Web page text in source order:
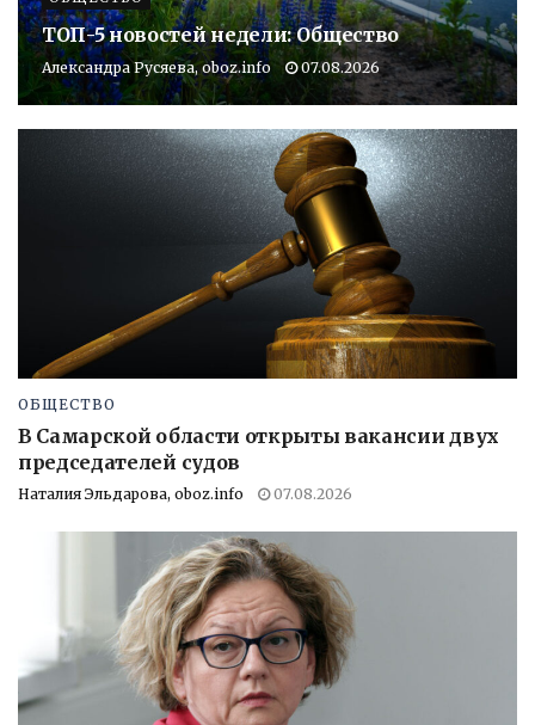
ТОП-5 новостей недели: Общество
Александра Русяева, oboz.info 07.08.2026
ОБЩЕСТВО
В Самарской области открыты вакансии двух
председателей судов
Наталия Эльдарова, oboz.info 07.08.2026